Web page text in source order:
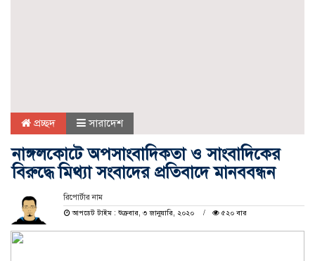
প্রচ্ছদ সারাদেশ
নাঙ্গলকোটে অপসাংবাদিকতা ও সাংবাদিকের
বিরুদ্ধে মিথ্যা সংবাদের প্রতিবাদে মানববন্ধন
রিপোর্টার নাম
আপডেট টাইম : শুক্রবার, ৩ জানুয়ারি, ২০২০
৫২০ বার